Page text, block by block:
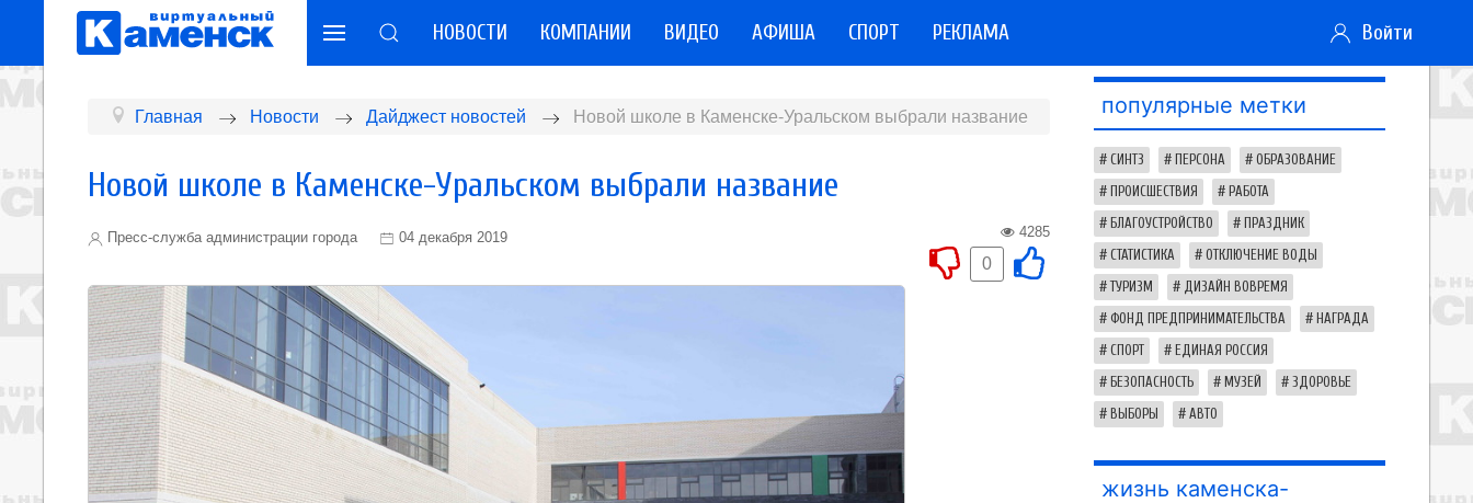
НОВОСТИ КОМПАНИИ ВИДЕО АФИША СПОРТ РЕКЛАМА Войти
Главная Новости Дайджест новостей Новой школе в Каменске-Уральском выбрали название
Новой школе в Каменске-Уральском выбрали название
Пресс-служба администрации города 04 декабря 2019 4285
0
популярные метки
СИНТЗ ПЕРСОНА ОБРАЗОВАНИЕ
ПРОИСШЕСТВИЯ РАБОТА
БЛАГОУСТРОЙСТВО ПРАЗДНИК
СТАТИСТИКА ОТКЛЮЧЕНИЕ ВОДЫ
ТУРИЗМ ДИЗАЙН ВОВРЕМЯ
ФОНД ПРЕДПРИНИМАТЕЛЬСТВА НАГРАДА
СПОРТ ЕДИНАЯ РОССИЯ
БЕЗОПАСНОСТЬ МУЗЕЙ ЗДОРОВЬЕ
ВЫБОРЫ АВТО
жизнь каменска-